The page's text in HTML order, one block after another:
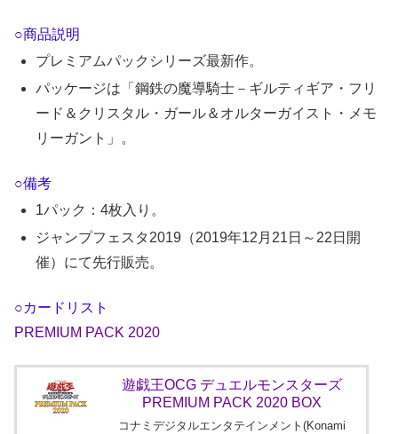
○商品説明
プレミアムパックシリーズ最新作。
パッケージは「鋼鉄の魔導騎士－ギルティギア・フリ
ード＆クリスタル・ガール＆オルターガイスト・メモ
リーガント」。
○備考
1パック：4枚入り。
ジャンプフェスタ2019（2019年12月21日～22日開
催）にて先行販売。
○カードリスト
PREMIUM PACK 2020
遊戯王OCG デュエルモンスターズ
PREMIUM PACK 2020 BOX
コナミデジタルエンタテインメント(Konami